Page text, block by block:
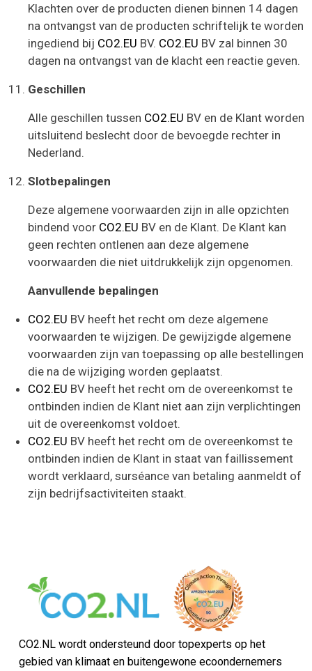
Klachten over de producten dienen binnen 14 dagen
na ontvangst van de producten schriftelijk te worden
ingediend bij CO2.EU BV. CO2.EU BV zal binnen 30
dagen na ontvangst van de klacht een reactie geven.
Geschillen
Alle geschillen tussen CO2.EU BV en de Klant worden
uitsluitend beslecht door de bevoegde rechter in
Nederland.
Slotbepalingen
Deze algemene voorwaarden zijn in alle opzichten
bindend voor CO2.EU BV en de Klant. De Klant kan
geen rechten ontlenen aan deze algemene
voorwaarden die niet uitdrukkelijk zijn opgenomen.
Aanvullende bepalingen
CO2.EU BV heeft het recht om deze algemene
voorwaarden te wijzigen. De gewijzigde algemene
voorwaarden zijn van toepassing op alle bestellingen
die na de wijziging worden geplaatst.
CO2.EU BV heeft het recht om de overeenkomst te
ontbinden indien de Klant niet aan zijn verplichtingen
uit de overeenkomst voldoet.
CO2.EU BV heeft het recht om de overeenkomst te
ontbinden indien de Klant in staat van faillissement
wordt verklaard, surséance van betaling aanmeldt of
zijn bedrijfsactiviteiten staakt.
CO2.NL wordt ondersteund door topexperts op het
gebied van klimaat en buitengewone ecoondernemers